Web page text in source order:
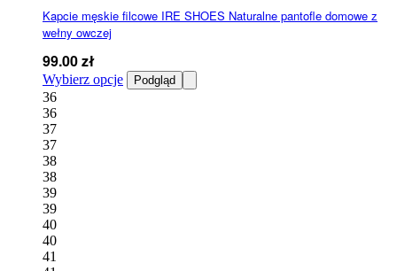
Kapcie męskie filcowe IRE SHOES Naturalne pantofle domowe z
wełny owczej
99.00zł
Wybierz opcje Ten
produkt
Podgląd
36
36
37
37
38
38
39
39
40
40
41